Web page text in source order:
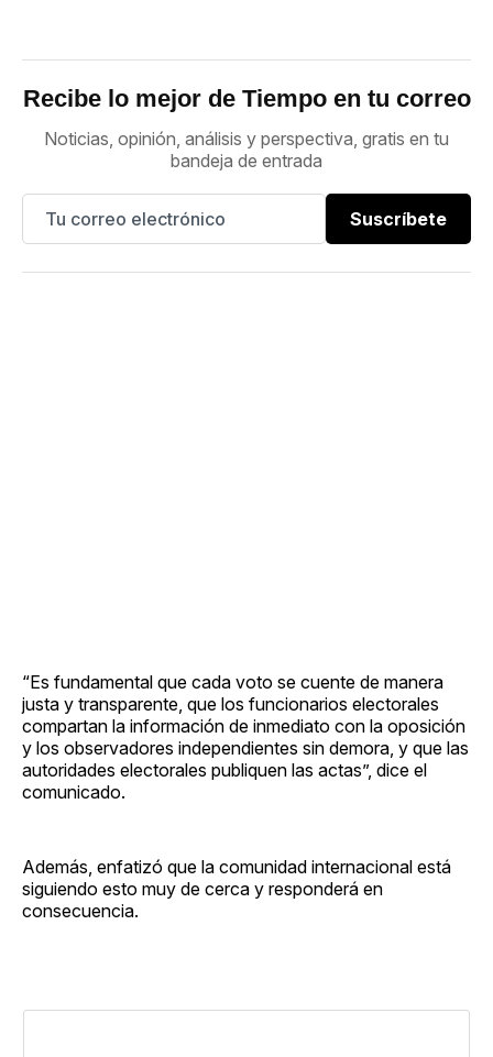
Recibe lo mejor de Tiempo en tu correo
Noticias, opinión, análisis y perspectiva, gratis en tu
bandeja de entrada
Suscríbete
“Es fundamental que cada voto se cuente de manera
justa y transparente, que los funcionarios electorales
compartan la información de inmediato con la oposición
y los observadores independientes sin demora, y que las
autoridades electorales publiquen las actas”, dice el
comunicado.
Además, enfatizó que la comunidad internacional está
siguiendo esto muy de cerca y responderá en
consecuencia.